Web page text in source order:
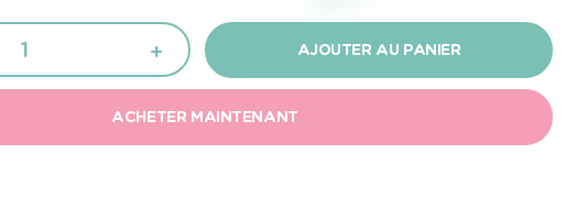
+ AJOUTER AU PANIER
ACHETER MAINTENANT